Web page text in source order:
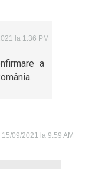
la 1:36 PM
a
15/09/2021 la 9:59 AM